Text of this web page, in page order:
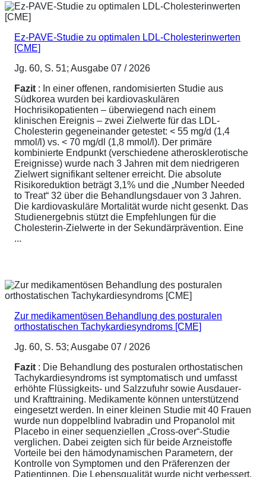
Ez-PAVE-Studie zu optimalen LDL-Cholesterinwerten
[CME]
Jg. 60, S. 51; Ausgabe 07 / 2026
Fazit : In einer offenen, randomisierten Studie aus
Südkorea wurden bei kardiovaskulären
Hochrisikopatienten – überwiegend nach einem
klinischen Ereignis – zwei Zielwerte für das LDL-
Cholesterin gegeneinander getestet: < 55 mg/d (1,4
mmol/l) vs. < 70 mg/dl (1,8 mmol/l). Der primäre
kombinierte Endpunkt (verschiedene atherosklerotische
Ereignisse) wurde nach 3 Jahren mit dem niedrigeren
Zielwert signifikant seltener erreicht. Die absolute
Risikoreduktion beträgt 3,1% und die „Number Needed
to Treat“ 32 über die Behandlungsdauer von 3 Jahren.
Die kardiovaskuläre Mortalität wurde nicht gesenkt. Das
Studienergebnis stützt die Empfehlungen für die
Cholesterin-Zielwerte in der Sekundärprävention. Eine
...
Zur medikamentösen Behandlung des posturalen
orthostatischen Tachykardiesyndroms [CME]
Jg. 60, S. 53; Ausgabe 07 / 2026
Fazit : Die Behandlung des posturalen orthostatischen
Tachykardiesyndroms ist symptomatisch und umfasst
erhöhte Flüssigkeits- und Salzzufuhr sowie Ausdauer-
und Krafttraining. Medikamente können unterstützend
eingesetzt werden. In einer kleinen Studie mit 40 Frauen
wurde nun doppelblind Ivabradin und Propanolol mit
Placebo in einer sequenziellen „Cross-over“-Studie
verglichen. Dabei zeigten sich für beide Arzneistoffe
Vorteile bei den hämodynamischen Parametern, der
Kontrolle von Symptomen und den Präferenzen der
Patientinnen. Die Lebensqualität wurde nicht verbessert,